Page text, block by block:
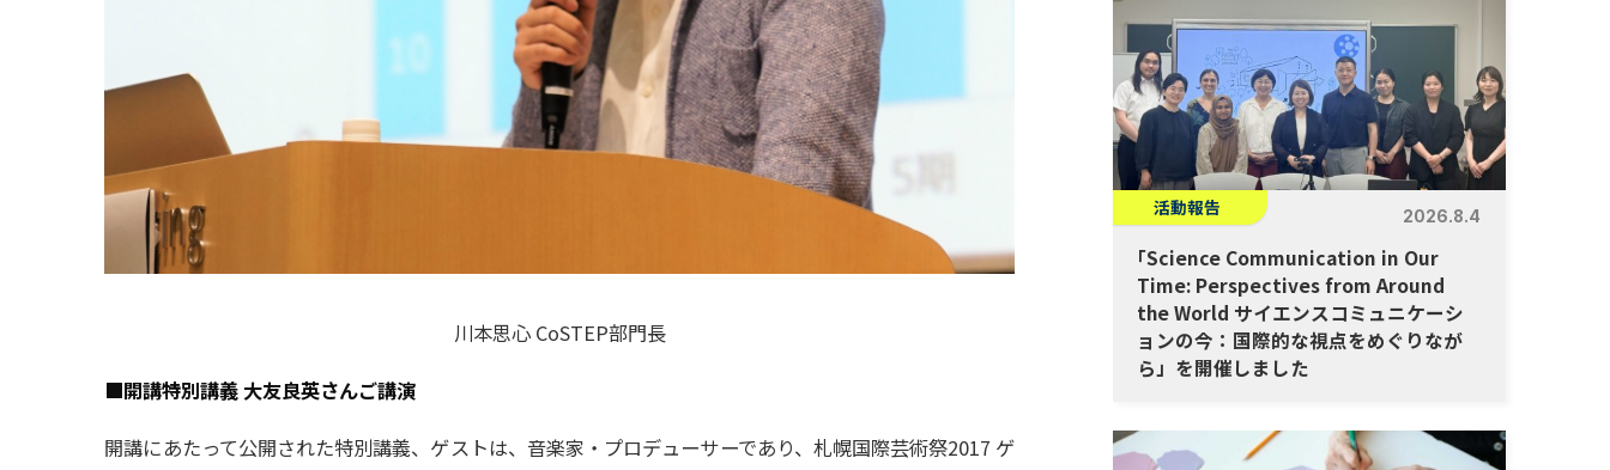
川本思心 CoSTEP部門長
■開講特別講義 大友良英さんご講演
開講にあたって公開された特別講義、ゲストは、音楽家・プロデューサーであり、札幌国際芸術祭2017 ゲ
活動報告 2026.8.4
「Science Communication in Our
Time: Perspectives from Around
the World サイエンスコミュニケーシ
ョンの今：国際的な視点をめぐりなが
ら」を開催しました